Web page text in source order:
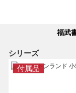
福武
シリーズ
付属品